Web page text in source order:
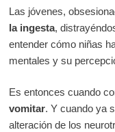
Las jóvenes,
la ingesta,
entender cómo niñas
mentales y su
Es entonces cuando
vomitar. Y cuando ya
alteración de los